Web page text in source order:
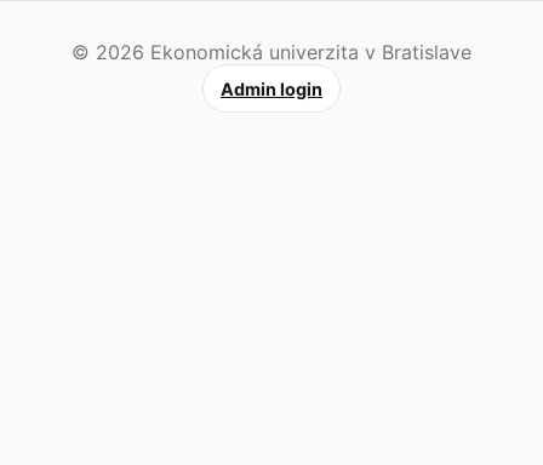
© 2026 Ekonomická univerzita v Bratislave
Admin login